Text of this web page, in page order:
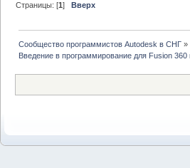
Страницы: [1] Вверх
Сообщество программистов Autodesk в СНГ »
Введение в программирование для Fusion 360